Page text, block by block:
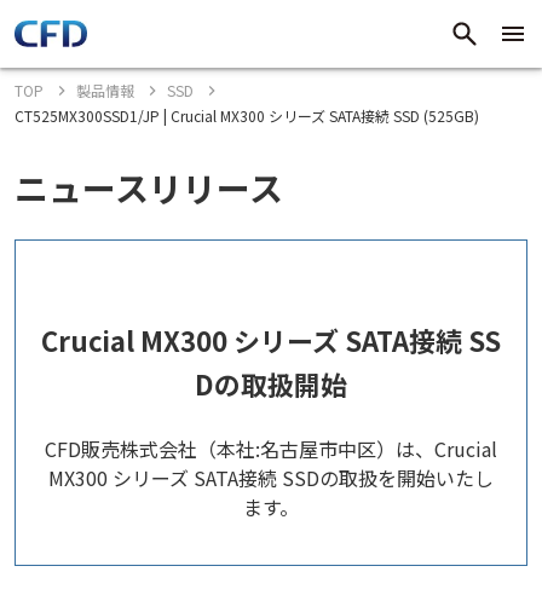
TOP 製品情報
SSD
CT525MX300SSD1/JP | Crucial MX300 シリーズ SATA接続 SSD (525GB)
ニュースリリース
Crucial MX300 シリーズ SATA接続 SS
Dの取扱開始
CFD販売株式会社（本社:名古屋市中区）は、Crucial
MX300 シリーズ SATA接続 SSDの取扱を開始いたし
ます。